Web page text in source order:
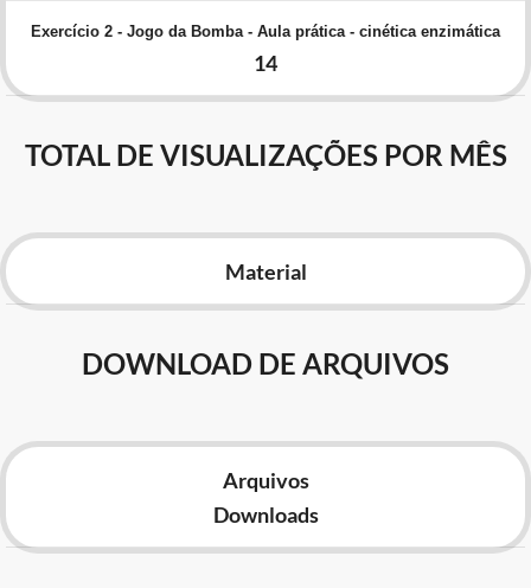
Advocacia-Geral da União
Banco Central do Brasil
Exercício 2 - Jogo da Bomba - Aula prática - cinética enzimática
14
TOTAL DE VISUALIZAÇÕES POR MÊS
Material
DOWNLOAD DE ARQUIVOS
Arquivos
Downloads